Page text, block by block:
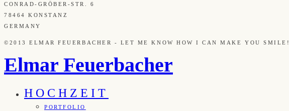
CONRAD-GRÖBER-STR. 6
78464 KONSTANZ
GERMANY
©2013 ELMAR FEUERBACHER - LET ME KNOW HOW I CAN MAKE YOU SMILE!
Elmar Feuerbacher
HOCHZEIT
PORTFOLIO